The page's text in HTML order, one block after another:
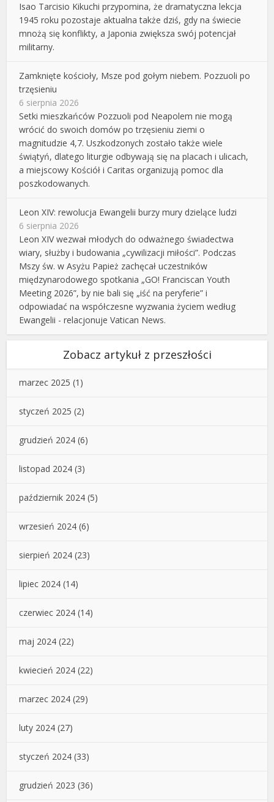
Isao Tarcisio Kikuchi przypomina, że dramatyczna lekcja
1945 roku pozostaje aktualna także dziś, gdy na świecie
mnożą się konflikty, a Japonia zwiększa swój potencjał
militarny.
Zamknięte kościoły, Msze pod gołym niebem. Pozzuoli po
trzęsieniu
6 sierpnia 2026
Setki mieszkańców Pozzuoli pod Neapolem nie mogą
wrócić do swoich domów po trzęsieniu ziemi o
magnitudzie 4,7. Uszkodzonych zostało także wiele
świątyń, dlatego liturgie odbywają się na placach i ulicach,
a miejscowy Kościół i Caritas organizują pomoc dla
poszkodowanych.
Leon XIV: rewolucja Ewangelii burzy mury dzielące ludzi
6 sierpnia 2026
Leon XIV wezwał młodych do odważnego świadectwa
wiary, służby i budowania „cywilizacji miłości”. Podczas
Mszy św. w Asyżu Papież zachęcał uczestników
międzynarodowego spotkania „GO! Franciscan Youth
Meeting 2026”, by nie bali się „iść na peryferie” i
odpowiadać na współczesne wyzwania życiem według
Ewangelii - relacjonuje Vatican News.
Zobacz artykuł z przeszłości
marzec 2025 (1)
styczeń 2025 (2)
grudzień 2024 (6)
listopad 2024 (3)
październik 2024 (5)
wrzesień 2024 (6)
sierpień 2024 (23)
lipiec 2024 (14)
czerwiec 2024 (14)
maj 2024 (22)
kwiecień 2024 (22)
marzec 2024 (29)
luty 2024 (27)
styczeń 2024 (33)
grudzień 2023 (36)